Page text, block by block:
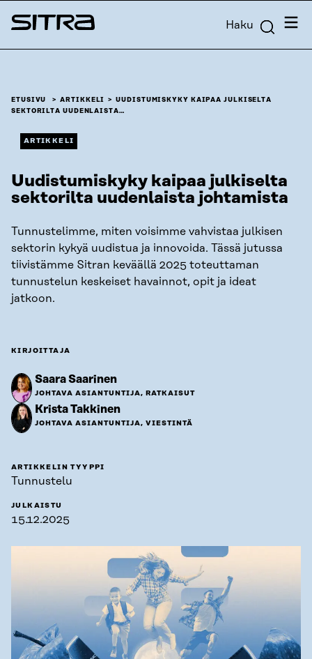
Siirry
suoraan
Sitra Haku
ETUSIVU ARTIKKELI
UUDISTUMISKYKY KAIPAA JULKISELTA
SEKTORILTA UUDENLAISTA…
ARTIKKELI
Uudistumiskyky kaipaa julkiselta
sektorilta uudenlaista johtamista
Tunnustelimme, miten voisimme vahvistaa julkisen
sektorin kykyä uudistua ja innovoida. Tässä jutussa
tiivistämme Sitran keväällä 2025 toteuttaman
tunnustelun keskeiset havainnot, opit ja ideat
jatkoon.
KIRJOITTAJA
Saara Saarinen
JOHTAVA ASIANTUNTIJA, RATKAISUT
Krista Takkinen
JOHTAVA ASIANTUNTIJA, VIESTINTÄ
ARTIKKELIN TYYPPI
Tunnustelu
JULKAISTU
15.12.2025